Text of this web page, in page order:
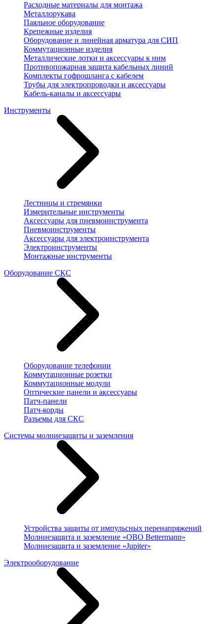
Расходные материалы для монтажа
Металлорукава
Паяльное оборудование
Крепежные изделия
Оборудование и линейная арматура для СИП
Коммутационные изделия
Металлические лотки и аксессуары к ним
Противопожарная защита кабельных линий
Комплекты гофрошланга с кабелем
Трубы для электропроводки и аксессуары
Кабель-каналы и аксессуары
Инструменты
Лестницы и стремянки
Измерительные инструменты
Аксессуары для пневмоинструмента
Пневмоинструменты
Аксессуары для электроинструмента
Электроинструменты
Монтажные инструменты
Оборудование СКС
Оборудование телефонии
Коммутационные розетки
Коммутационные модули
Оптические панели и аксессуары
Патч-панели
Патч-корды
Разъемы для СКС
Системы молниезащиты и заземления
Устройства защиты от импульсных перенапряжений
Молниезащита и заземление «OBO Bettermann»
Молниезащита и заземление «Jupiter»
Электрооборудование